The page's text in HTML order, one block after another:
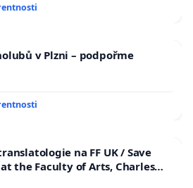
v Plzni – podpořme
na FF UK / Save
the Faculty of Arts, Charles